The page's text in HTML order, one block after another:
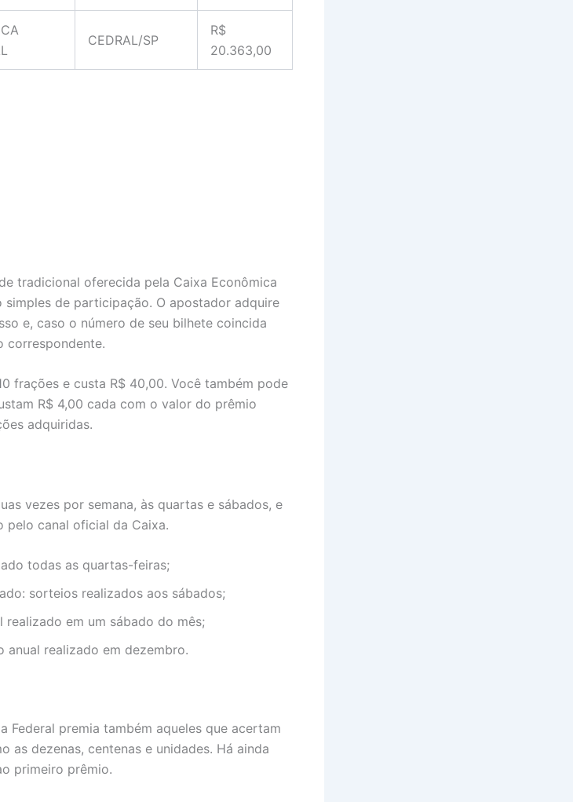
CEDRAL/SP
R$
20.363,00
tradicional oferecida pela Caixa Econômica
simples de participação. O apostador adquire
e, caso o número de seu bilhete coincida
correspondente.
frações e custa R$ 40,00. Você também pode
R$ 4,00 cada com o valor do prêmio
adquiridas.
vezes por semana, às quartas e sábados, e
pelo canal oficial da Caixa.
todas as quartas-feiras;
sorteios realizados aos sábados;
realizado em um sábado do mês;
anual realizado em dezembro.
Federal premia também aqueles que acertam
as dezenas, centenas e unidades. Há ainda
primeiro prêmio.